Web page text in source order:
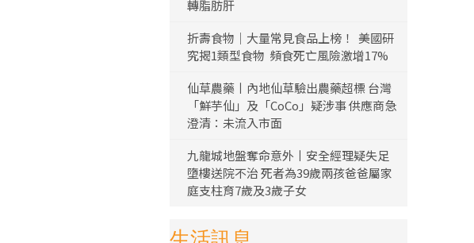
轉脂肪肝
折壽食物｜大量常見食品上榜！ 美國研
究揭1類型食物 頻食死亡風險激增17%
仙草農藥丨內地仙草驗出農藥超標 台灣
「鮮芋仙」及「CoCo」疑涉事 供應商急
澄清：未流入市面
九龍城地盤奪命意外丨安全經理疑失足
墮樓送院不治 死者為39歲兩孩爸爸屬家
庭支柱育7歲及3歲子女